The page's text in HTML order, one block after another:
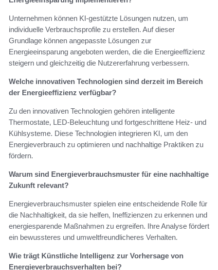
Unternehmen können KI-gestützte Lösungen nutzen, um
individuelle Verbrauchsprofile zu erstellen. Auf dieser
Grundlage können angepasste Lösungen zur
Energieeinsparung angeboten werden, die die Energieeffizienz
steigern und gleichzeitig die Nutzererfahrung verbessern.
Welche innovativen Technologien sind derzeit im Bereich
der Energieeffizienz verfügbar?
Zu den innovativen Technologien gehören intelligente
Thermostate, LED-Beleuchtung und fortgeschrittene Heiz- und
Kühlsysteme. Diese Technologien integrieren KI, um den
Energieverbrauch zu optimieren und nachhaltige Praktiken zu
fördern.
Warum sind Energieverbrauchsmuster für eine nachhaltige
Zukunft relevant?
Energieverbrauchsmuster spielen eine entscheidende Rolle für
die Nachhaltigkeit, da sie helfen, Ineffizienzen zu erkennen und
energiesparende Maßnahmen zu ergreifen. Ihre Analyse fördert
ein bewussteres und umweltfreundlicheres Verhalten.
Wie trägt Künstliche Intelligenz zur Vorhersage von
Energieverbrauchsverhalten bei?